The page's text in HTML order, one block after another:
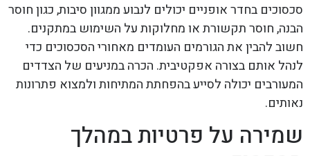
סכסוכים בחדר אופניים יכולים לנבוע ממגוון סיבות, כגון חוסר
הבנה, חוסר תקשורת או מחלוקות על השימוש במתקנים.
חשוב להבין את הגורמים העומדים מאחורי הסכסוכים כדי
לנהל אותם בצורה אפקטיבית. הכרה במניעים של הצדדים
המעורבים יכולה לסייע בהפחתת המתיחות ולמצוא פתרונות
נאותים.
שמירה על פרטיות במהלך